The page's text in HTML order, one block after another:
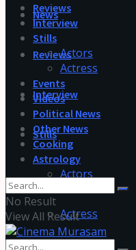
News
Reviews
Interview
Stills
Actors
Actress
Reviews
Interview
Stills
Actors
Actress
Events
Videos
Political News
Other News
Cooking
Astrology
No Result
View All Result